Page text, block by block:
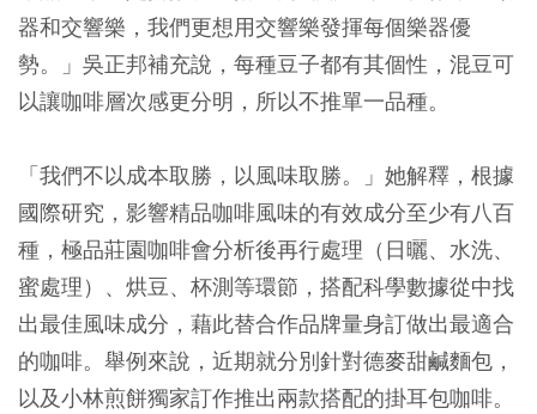
器和交響樂，我們更想用交響樂發揮每個樂器優
勢。」吳正邦補充說，每種豆子都有其個性，混豆可
以讓咖啡層次感更分明，所以不推單一品種。
「我們不以成本取勝，以風味取勝。」她解釋，根據
國際研究，影響精品咖啡風味的有效成分至少有八百
種，極品莊園咖啡會分析後再行處理（日曬、水洗、
蜜處理）、烘豆、杯測等環節，搭配科學數據從中找
出最佳風味成分，藉此替合作品牌量身訂做出最適合
的咖啡。舉例來說，近期就分別針對德麥甜鹹麵包，
以及小林煎餅獨家訂作推出兩款搭配的掛耳包咖啡。